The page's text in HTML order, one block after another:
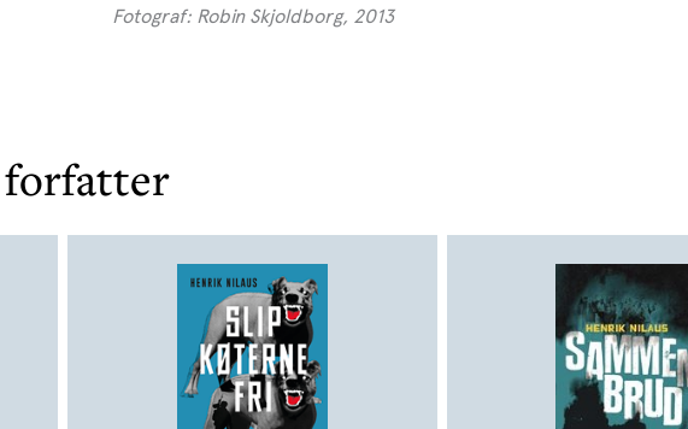
Fotograf: Robin Skjoldborg, 2013
forfatter